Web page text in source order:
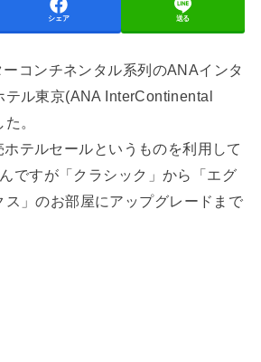
シェア 送る
コンチネンタル系列のANAインタ
テル東京(ANA InterContinental
。
テルセールというものを利用して
ですが「クラシック」から「エグ
ス」のお部屋にアップグレードまで